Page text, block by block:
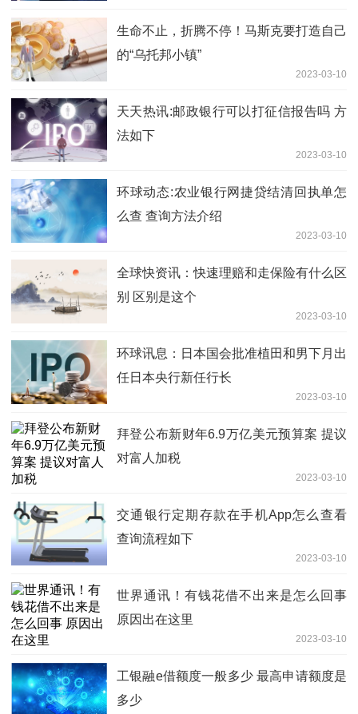
生命不止，折腾不停！马斯克要打造自己
的“乌托邦小镇”
2023-03-10
天天热讯:邮政银行可以打征信报告吗 方
法如下
2023-03-10
环球动态:农业银行网捷贷结清回执单怎
么查 查询方法介绍
2023-03-10
全球快资讯：快速理赔和走保险有什么区
别 区别是这个
2023-03-10
环球讯息：日本国会批准植田和男下月出
任日本央行新任行长
2023-03-10
拜登公布新财年6.9万亿美元预算案 提议
对富人加税
2023-03-10
交通银行定期存款在手机App怎么查看
查询流程如下
2023-03-10
世界通讯！有钱花借不出来是怎么回事
原因出在这里
2023-03-10
工银融e借额度一般多少 最高申请额度是
多少